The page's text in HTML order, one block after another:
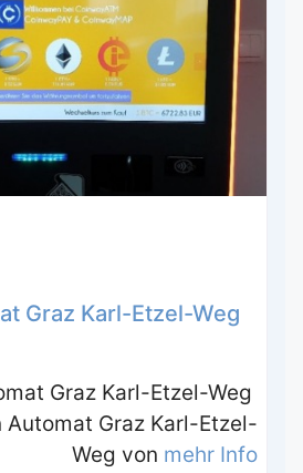
Graz Karl-Etzel-Weg
Graz Karl-Etzel-Weg
Automat Graz Karl-Etzel-
Weg von mehr Info